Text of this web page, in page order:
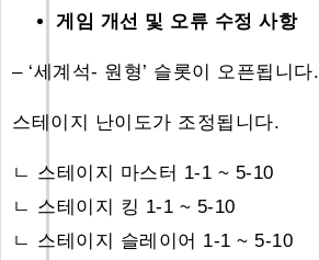
게임 개선 및 오류 수정 사항
– ‘세계석- 원형’ 슬롯이 오픈됩니다.
스테이지 난이도가 조정됩니다.
ㄴ 스테이지 마스터 1-1 ~ 5-10
ㄴ 스테이지 킹 1-1 ~ 5-10
ㄴ 스테이지 슬레이어 1-1 ~ 5-10